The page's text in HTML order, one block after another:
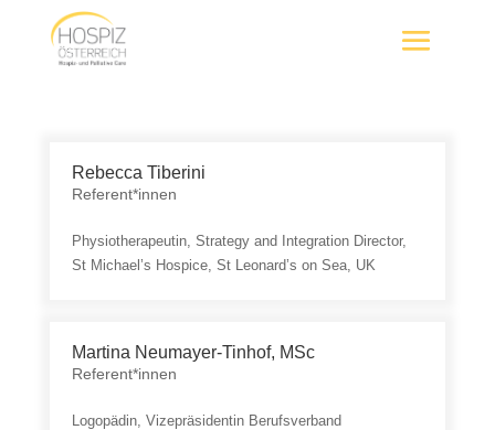
Rebecca Tiberini
Referent*innen
Physiotherapeutin, Strategy and Integration Director,
St Michael’s Hospice, St Leonard’s on Sea, UK
Martina Neumayer-Tinhof, MSc
Referent*innen
Logopädin, Vizepräsidentin Berufsverband